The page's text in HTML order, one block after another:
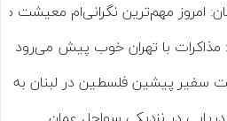
امروز مهم‌ترین نگرانی‌ام معیشت
مذاکرات با تهران خوب پیش می‌رود
سفیر پیشین فلسطین در لبنان به